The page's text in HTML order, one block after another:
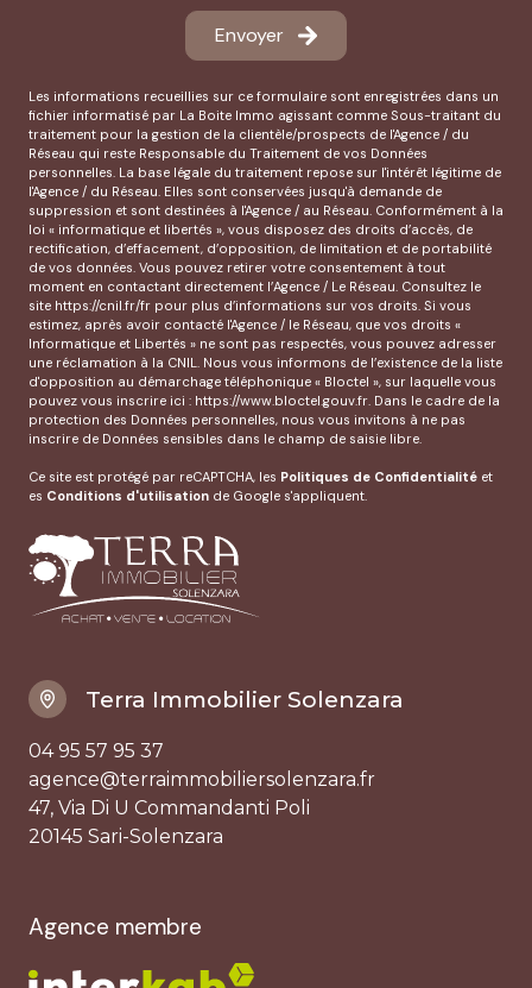
Envoyer
Les informations recueillies sur ce formulaire sont enregistrées dans un
fichier informatisé par La Boite Immo agissant comme Sous-traitant du
traitement pour la gestion de la clientèle/prospects de l'Agence / du
Réseau qui reste Responsable du Traitement de vos Données
personnelles. La base légale du traitement repose sur l'intérêt légitime de
l'Agence / du Réseau. Elles sont conservées jusqu'à demande de
suppression et sont destinées à l'Agence / au Réseau. Conformément à la
loi « informatique et libertés », vous disposez des droits d’accès, de
rectification, d’effacement, d’opposition, de limitation et de portabilité
de vos données. Vous pouvez retirer votre consentement à tout
moment en contactant directement l’Agence / Le Réseau. Consultez le
site https://cnil.fr/fr pour plus d’informations sur vos droits. Si vous
estimez, après avoir contacté l'Agence / le Réseau, que vos droits «
Informatique et Libertés » ne sont pas respectés, vous pouvez adresser
une réclamation à la CNIL. Nous vous informons de l’existence de la liste
d'opposition au démarchage téléphonique « Bloctel », sur laquelle vous
pouvez vous inscrire ici : https://www.bloctel.gouv.fr. Dans le cadre de la
protection des Données personnelles, nous vous invitons à ne pas
inscrire de Données sensibles dans le champ de saisie libre.
Ce site est protégé par reCAPTCHA, les Politiques de Confidentialité et
es Conditions d'utilisation de Google s'appliquent.
Terra Immobilier Solenzara
04 95 57 95 37
agence@terraimmobiliersolenzara.fr
47, Via Di U Commandanti Poli
20145 Sari-Solenzara
Agence membre